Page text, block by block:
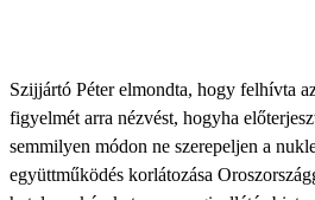
Szijjártó Péter elmondta, hogy felhívta
figyelmét arra nézvést, hogyha
semmilyen módon ne szerepeljen a
együttműködés korlátozása